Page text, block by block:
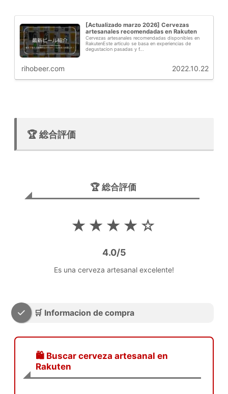
[Actualizado marzo 2026] Cervezas
artesanales recomendadas en Rakuten
Cervezas artesanales recomendadas disponibles en
RakutenEste articulo se basa en experiencias de
degustacion pasadas y f...
rihobeer.com 2022.10.22
🏆 総合評価
🏆 総合評価
★★★★☆
4.0/5
Es una cerveza artesanal excelente!
🛒 Informacion de compra
🛍️ Buscar cerveza artesanal en
Rakuten